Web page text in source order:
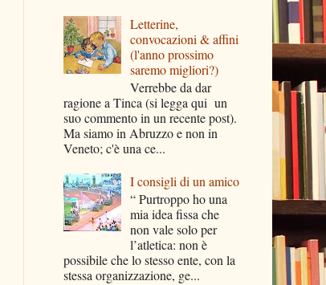
Letterine,
convocazioni & affini
(l'anno prossimo
saremo migliori?)
Verrebbe da dar
ragione a Tinca (si legga qui un
suo commento in un recente post).
Ma siamo in Abruzzo e non in
Veneto; c'è una ce...
I consigli di un amico
“ Purtroppo ho una
mia idea fissa che
non vale solo per
l’atletica: non è
possibile che lo stesso ente, con la
stessa organizzazione, ge...